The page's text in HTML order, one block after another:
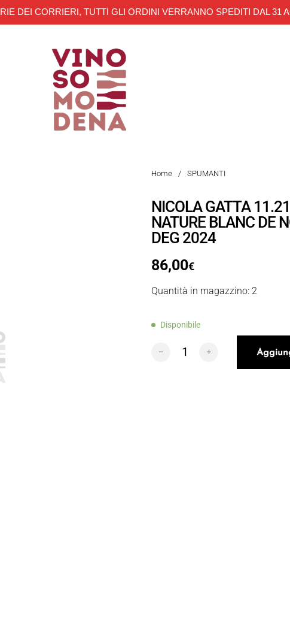
DEI CORRIERI, TUTTI GLI ORDINI VERRANNO SPEDITI DAL 31
Home / SPUMANTI
NICOLA GATTA
NATURE BLANC DE
DEG 2024
86,00€
Quantità in magazzino: 2
Disponibile
NICOLA GATTA 11.21